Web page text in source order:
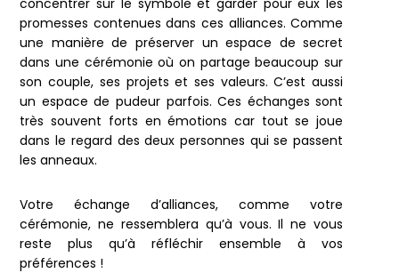
promesses contenues dans ces alliances. Comme
une manière de préserver un espace de secret
dans une cérémonie où on partage beaucoup sur
son couple, ses projets et ses valeurs. C’est aussi
un espace de pudeur parfois. Ces échanges sont
très souvent forts en émotions car tout se joue
dans le regard des deux personnes qui se passent
les anneaux.
Votre échange d’alliances, comme votre
cérémonie, ne ressemblera qu’à vous. Il ne vous
reste plus qu’à réfléchir ensemble à vos
préférences !